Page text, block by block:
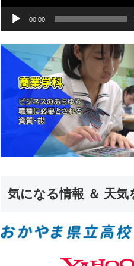
ー
00:00
気になる情報 ＆ 天気